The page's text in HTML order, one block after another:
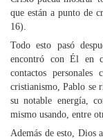
que están a punto de
16).
Todo esto pasó
encontró con Él en
contactos
cristianismo, Pablo se
su notable energía,
mismo usando, entre
Además de esto, Dios